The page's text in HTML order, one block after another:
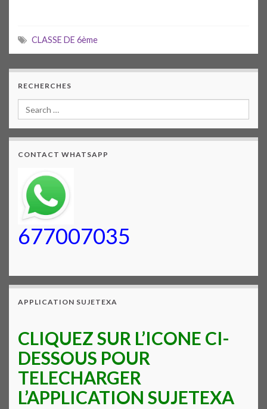
CLASSE DE 6ème
RECHERCHES
CONTACT WHATSAPP
677007035
APPLICATION SUJETEXA
CLIQUEZ SUR L’ICONE CI-
DESSOUS POUR
TELECHARGER
L’APPLICATION SUJETEXA